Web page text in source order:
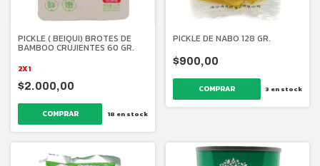
PICKLE ( BEIQUI) BROTES DE
BAMBOO CRUJIENTES 60 GR.
2X1
$2.000,00
18 en stock
PICKLE DE NABO 128 GR.
$900,00
3 en stock